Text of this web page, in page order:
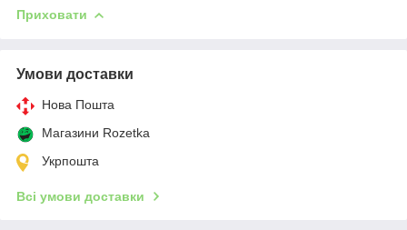
Приховати
Умови доставки
Нова Пошта
Магазини Rozetka
Укрпошта
Всі умови доставки